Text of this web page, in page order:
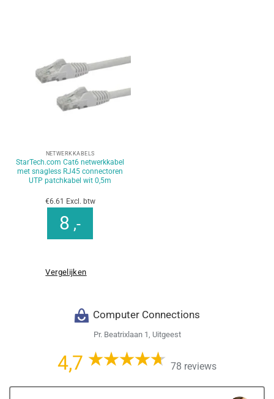
NETWERKKABELS
StarTech.com Cat6 netwerkkabel
met snagless RJ45 connectoren
UTP patchkabel wit 0,5m
€6.61 Excl. btw
8 ,-
Vergelijken
Computer Connections
Pr. Beatrixlaan 1, Uitgeest
4,7 78 reviews